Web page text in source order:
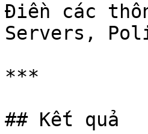
Điền các
Servers,
***
## Kết quả